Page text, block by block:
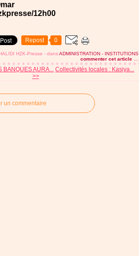
Omar
12h00
Repost 0
HZK-Presse - dansADMINISTRATION - INSTITUTIONS
commenter cet article
BANQUES AURA... Collectivités locales : Kasiya...
>>
un commentaire